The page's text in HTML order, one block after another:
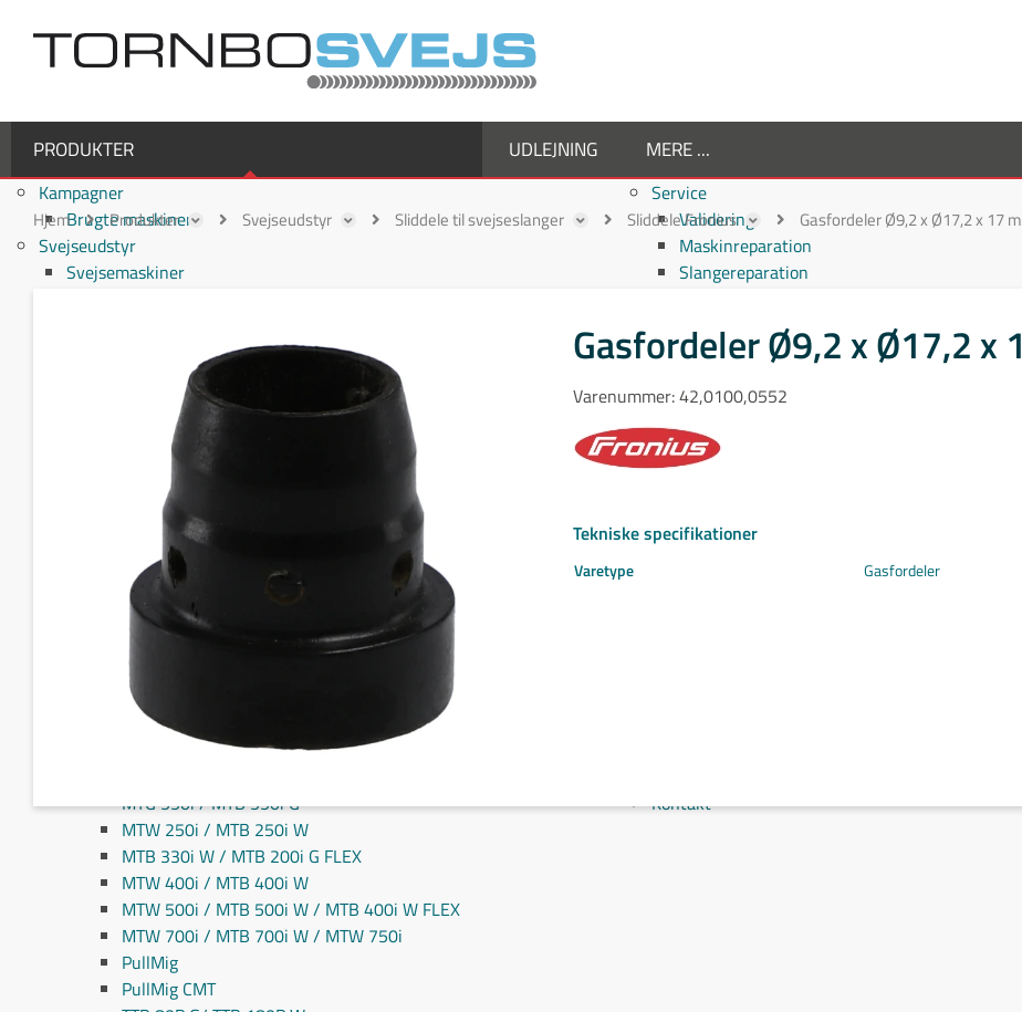
PRODUKTER
Kampagner
Brugte maskiner
Svejseudstyr
Svejsemaskiner
MMA / Elektrode svejsemaskiner
Multiprocesmaskiner
Binzel svejseslanger
Binzel MIG/MAG svejseslanger
Fronius svejseslanger
Fronius MIG/MAG svejseslanger
Fronius TIG svejseslanger
Sliddele til svejseslanger
Sliddele Fronius
MTG 2100S
MTG 250i / MTB 250i G
MTG 320i / MTB 320i G
MTB 200i / MTB 330i G
MTG 360i G
MTG 550i / MTB 550i G
MTW 250i / MTB 250i W
MTB 330i W / MTB 200i G FLEX
MTW 400i / MTB 400i W
MTW 500i / MTB 500i W / MTB 400i W FLEX
MTW 700i / MTB 700i W / MTW 750i
PullMig
PullMig CMT
UDLEJNING MERE ...
Service
Validering
Maskinreparation
Slangereparation
Virksomheden
Supplier
Job hos TornboSvejs
Kvalitetspolitik
ESG politik
Kom i mål med dit projekt
Kontakt
Hjem Produkter Svejseudstyr Sliddele til svejseslanger Sliddele Fronius Gasfordeler Ø9,2 x Ø17,2 x 17
Gasfordeler Ø9,2 x Ø17,2 x
Varenummer:42,0100,0552
Tekniske specifikationer
Varetype Gasfordeler